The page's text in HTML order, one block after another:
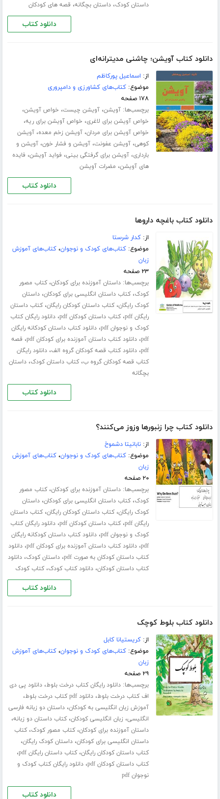
داستان کودک،داستان بچگانه، قصه های کودکان
دانلود کتاب
دانلود کتاب آویشن؛ چاشنی مدیترانه‌ای
از: اسماعیل پورکاظم
موضوع:کتاب‌های کشاورزی و دامپروری
۱۷۸ صفحه
برچسب‌ها:آویشن،آویشن چیست، خواص آویشن،
خواص آویشن برای لاغری، خواص آویشن برای ریه،
خواص آویشن برای مردان،آویشن زخم معده،آویشن
کوهی،آویشن عفونت،آویشن و فشار خون،آویشن و
بارداری،آویشن برای گرفتگی بینی، فواید آویشن، فایده
های آویشن، مضرات آویشن
دانلود کتاب
دانلود کتاب باغچه داروها
از:کدار شرستا
موضوع:کتاب‌های کودک و نوجوان،کتاب‌های آموزش
زبان
۲۳ صفحه
برچسب‌ها:داستان آموزنده برای کودکان،کتاب مصور
کودک،کتاب داستان انگلیسی برای کودکان،داستان
کودک رایگان،کتاب داستان کودکان رایگان،کتاب داستان
رایگان pdf
،کتاب داستان کودکان pdf ،دانلود رایگان کتاب
کودک و نوجوان pdf
،دانلود کتاب داستان کودکانه رایگان
pdf،دانلود کتاب داستان آموزنده برای کودکان pdf ، قصه
pdf،دانلود کتاب قصه کودکان گروه الف،دانلود رایگان
کتاب قصه کودکان گروه ب،کتاب داستان کودک،داستان
بچگانه
دانلود کتاب
دانلود کتاب چرا زنبورها وزوز می‌کنند؟
از:نابانیتا دشموخ
موضوع:کتاب‌های کودک و نوجوان،کتاب‌های آموزش
زبان
۲۰ صفحه
برچسب‌ها:داستان آموزنده برای کودکان،کتاب مصور
کودک،کتاب داستان انگلیسی برای کودکان،داستان
کودک رایگان،کتاب داستان کودکان رایگان،کتاب داستان
رایگان pdf
،کتاب داستان کودکان pdf ،دانلود رایگان کتاب
کودک و نوجوان pdf
،دانلود کتاب داستان کودکانه رایگان
pdf،دانلود کتاب داستان آموزنده برای کودکان pdf ،دانلود
کتاب داستان کودکان به صورت pdf
،داستان کودک،دانلود
کتاب داستان کودکان،دانلود کتاب کودک،کتاب کودک
دانلود کتاب
دانلود کتاب بلوط کوچک
از:کریستیانا کابل
موضوع:کتاب‌های کودک و نوجوان،کتاب‌های آموزش
زبان
۲۹ صفحه
برچسب‌ها:دانلود رایگان کتاب درخت بلوط،دانلود پی دی
اف کتاب درخت بلوط،دانلود pdf کتاب درخت بلوط ،
آموزش زبان انگلیسی به کودکان،داستان دو زبانه فارسی
انگلیسی، زبان انگلیسی کودکان،کتاب داستان دو زبانه،
داستان آموزنده برای کودکان،کتاب مصور کودک،کتاب
داستان انگلیسی برای کودکان،داستان کودک رایگان،
کتاب داستان کودکان رایگان،کتاب داستان رایگان pdf ،
کتاب داستان کودکان pdf ،دانلود رایگان کتاب کودک و
نوجوان pdf
دانلود کتاب